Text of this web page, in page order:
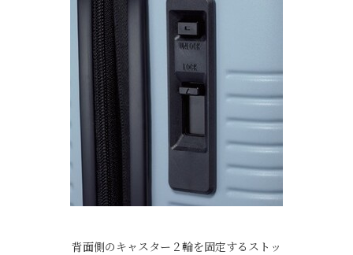
背面側のキャスター２輪を固定するストッ